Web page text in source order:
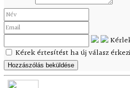
Kérek értesítést ha új válasz